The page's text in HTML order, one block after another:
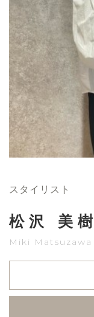
スタイリスト
松沢 美樹
Miki Matsuzawa